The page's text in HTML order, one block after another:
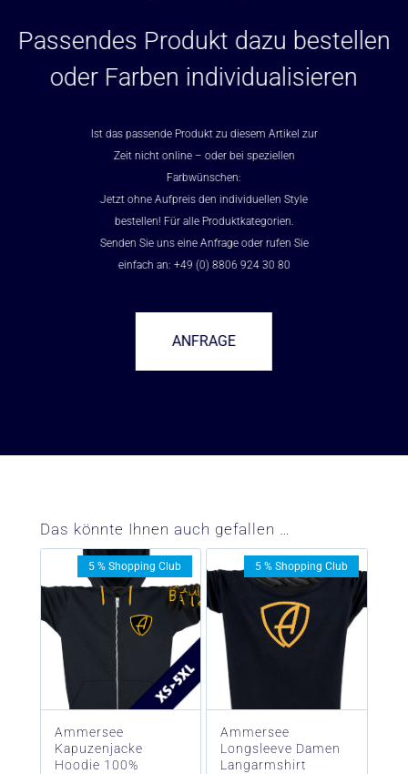
Passendes Produkt dazu bestellen
oder Farben individualisieren
Ist das passende Produkt zu diesem Artikel zur
Zeit nicht online – oder bei speziellen
Farbwünschen:
Jetzt ohne Aufpreis den individuellen Style
bestellen! Für alle Produktkategorien.
Senden Sie uns eine Anfrage oder rufen Sie
einfach an: +49 (0) 8806 924 30 80
ANFRAGE
Das könnte Ihnen auch gefallen …
Ammersee
Kapuzenjacke
Hoodie 100%
5 % Shopping Club
Ammersee
Longsleeve Damen
Langarmshirt
5 % Shopping Club